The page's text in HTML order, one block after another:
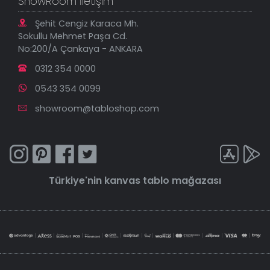
Şehit Cengiz Karaca Mh.
Sokullu Mehmet Paşa Cd.
No:200/A Çankaya - ANKARA
0312 354 0000
0543 354 0099
showroom@tabloshop.com
Türkiye'nin kanvas tablo mağazası